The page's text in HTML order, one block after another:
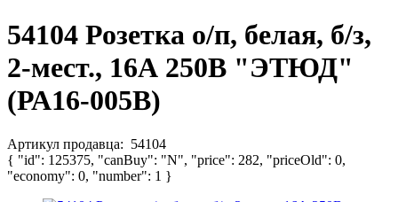
54104 Розетка о/п, белая, б/з,
2-мест., 16А 250B "ЭТЮД"
(РА16-005В)
Артикул продавца: 54104
{ "id": 125375, "canBuy": "N", "price": 282, "priceOld": 0,
"economy": 0, "number": 1 }